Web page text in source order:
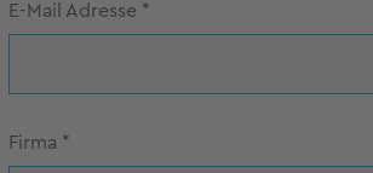
E-Mail Adresse *
Firma *